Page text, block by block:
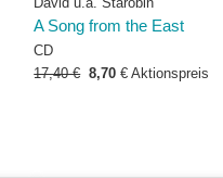
A Song from the East
CD
17,40 € 8,70€ Aktionspreis